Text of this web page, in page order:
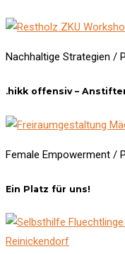
Nachhaltige Strategien /
.hikk offensiv –
Female Empowerment /
Ein Platz für uns!